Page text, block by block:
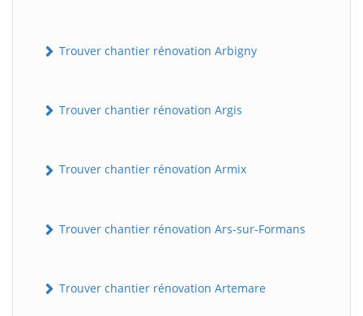
Trouver chantier rénovation Arbigny
Trouver chantier rénovation Argis
Trouver chantier rénovation Armix
Trouver chantier rénovation Ars-sur-Formans
Trouver chantier rénovation Artemare